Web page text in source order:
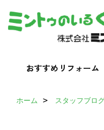
おすすめリフォーム
ホーム スタッフブロ